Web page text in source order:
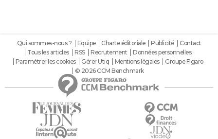
Qui sommes-nous ? Equipe Charte éditoriale Publicité
Contact
Tous les articles
RSS Recrutement
Données personnelles
Paramétrer les cookies
Gérer Utiq Mentions légales
Groupe Figaro
© 2026 CCM Benchmark